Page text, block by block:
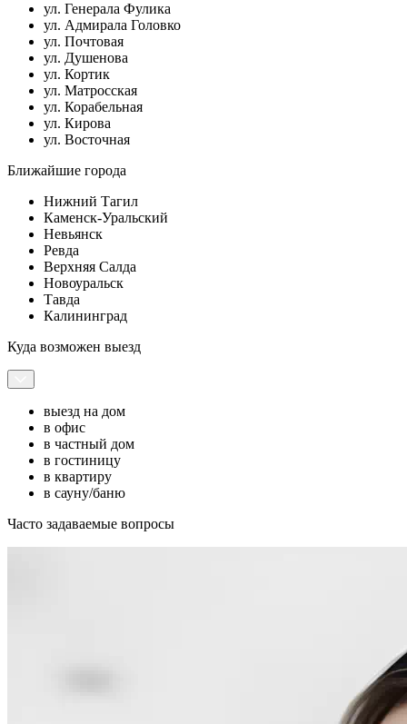
ул. Генерала Фулика
ул. Адмирала Головко
ул. Почтовая
ул. Душенова
ул. Кортик
ул. Матросская
ул. Корабельная
ул. Кирова
ул. Восточная
Ближайшие города
Нижний Тагил
Каменск-Уральский
Невьянск
Ревда
Верхняя Салда
Новоуральск
Тавда
Калининград
Куда возможен выезд
выезд на дом
в офис
в частный дом
в гостиницу
в квартиру
в сауну/баню
Часто задаваемые вопросы